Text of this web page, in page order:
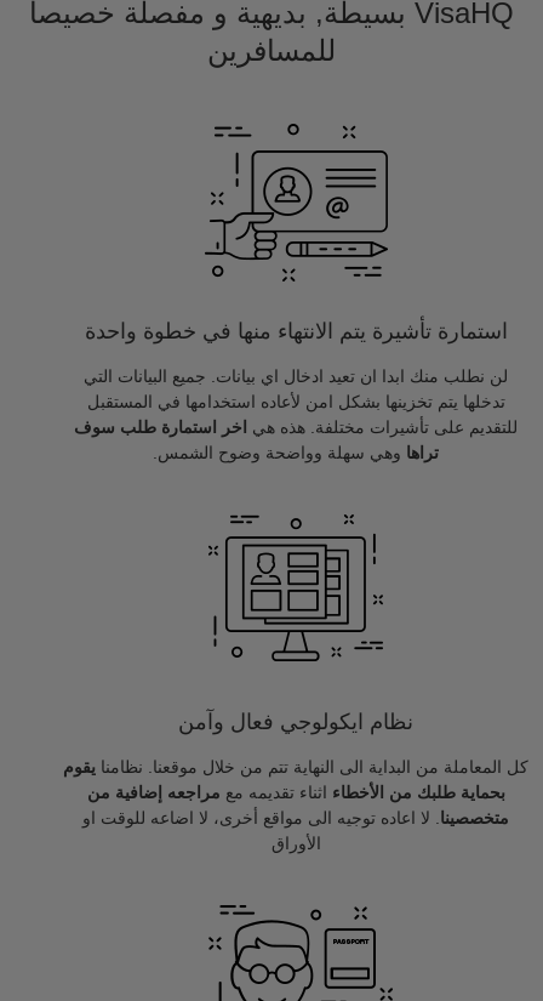
VisaHQ بسيطة, بديهية و مفصلة خصيصا
للمسافرين
استمارة تأشيرة يتم الانتهاء منها في خطوة واحدة
لن نطلب منك ابدا ان تعيد ادخال اي بيانات. جميع البيانات التي
تدخلها يتم تخزينها بشكل امن لأعاده استخدامها في المستقبل
للتقديم على تأشيرات مختلفة. هذه هي
اخر استمارة طلب سوف
تراها وهي سهلة وواضحة وضوح الشمس.
نظام ايكولوجي فعال وآمن
كل المعاملة من البداية الى النهاية تتم من خلال موقعنا. نظامنا يقوم
بحماية طلبك من الأخطاء اثناء تقديمه مع مراجعه إضافية من
متخصصينا . لا اعاده توجيه الى مواقع أخرى، لا اضاعه للوقت او
الأوراق